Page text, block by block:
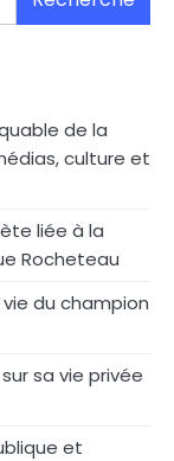
de la
culture et
liée à la
Rocheteau
du champion
sa vie privée
et